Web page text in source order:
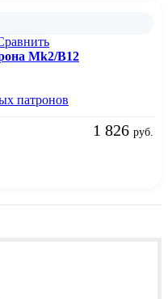
Mk2/B12
патронов
1 826 руб.